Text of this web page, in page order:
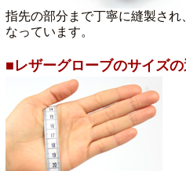
指先の部分まで丁寧に縫製さ
なっています。
■レザーグローブのサイズ